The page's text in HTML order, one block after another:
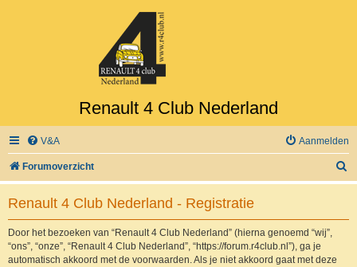
Renault 4 Club Nederland
V&A Aanmelden
Forumoverzicht
o
Renault 4 Club Nederland - Registratie
Door het bezoeken van “Renault 4 Club Nederland” (hierna genoemd “wij”,
“ons”, “onze”, “Renault 4 Club Nederland”, “https://forum.r4club.nl”), ga je
automatisch akkoord met de voorwaarden. Als je niet akkoord gaat met deze